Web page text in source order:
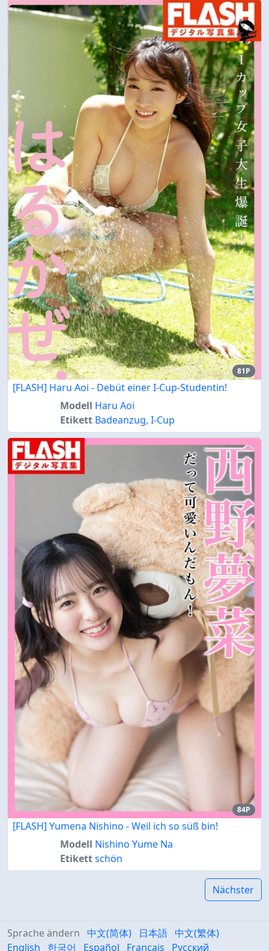
81P
[FLASH] Haru Aoi - Debüt einer I-Cup-Studentin!
Modell Haru Aoi
Etikett Badeanzug, I-Cup
84P
[FLASH] Yumena Nishino - Weil ich so süß bin!
Modell Nishino Yume Na
Etikettschön
Nächster
Sprache ändern 中文(简体) 日本語 中文(繁体)
English
한국어 Español Français Русский